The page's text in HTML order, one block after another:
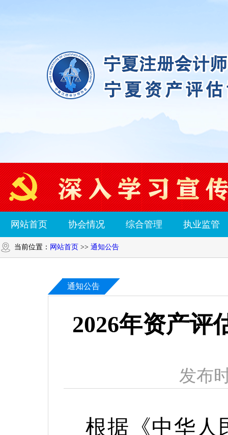
网站首页 协会情况 综合管理 执业监管
当前位置： 网站首页 >> 通知公告
通知公告
2026年资产评
发布
根据《中华人